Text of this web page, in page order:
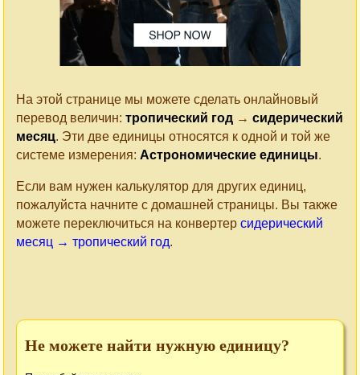
На этой странице мы можете сделать онлайновый
перевод величин: тропический год → сидерический
месяц. Эти две единицы относятся к одной и той же
системе измерения: Астрономические единицы.
Если вам нужен калькулятор для других единиц,
пожалуйста начните с домашней страницы. Вы также
можете переключиться на конвертер сидерический
месяц → тропический год.
Не можете найти нужную единицу?